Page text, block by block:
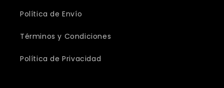
Política de Envío
Términos y Condiciones
Política de Privacidad